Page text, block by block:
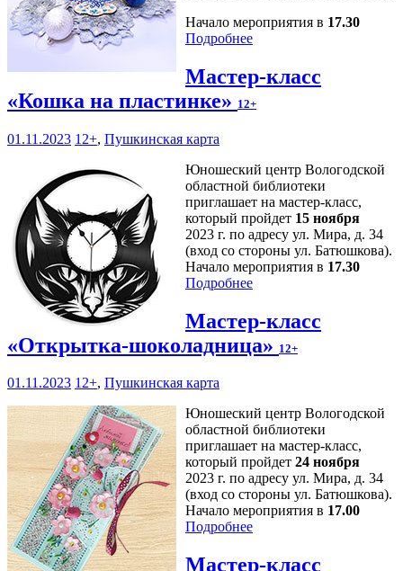
Начало мероприятия в 17.30
Подробнее
Мастер-класс
«Кошка на пластинке» 12+
01.11.2023 12+, Пушкинская карта
Юношеский центр Вологодской
областной библиотеки
приглашает на мастер-класс,
который пройдет 15 ноября
2023 г. по адресу ул. Мира, д. 34
(вход со стороны ул. Батюшкова).
Начало мероприятия в 17.30
Подробнее
Мастер-класс
«Открытка-шоколадница» 12+
01.11.2023 12+, Пушкинская карта
Юношеский центр Вологодской
областной библиотеки
приглашает на мастер-класс,
который пройдет 24 ноября
2023 г. по адресу ул. Мира, д. 34
(вход со стороны ул. Батюшкова).
Начало мероприятия в 17.00
Подробнее
Мастер-класс